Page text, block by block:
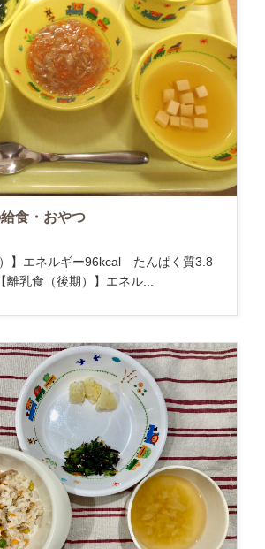
食・おやつ
）】エネルギー96kcal たんぱく質3.8
乳食（後期）】エネル...